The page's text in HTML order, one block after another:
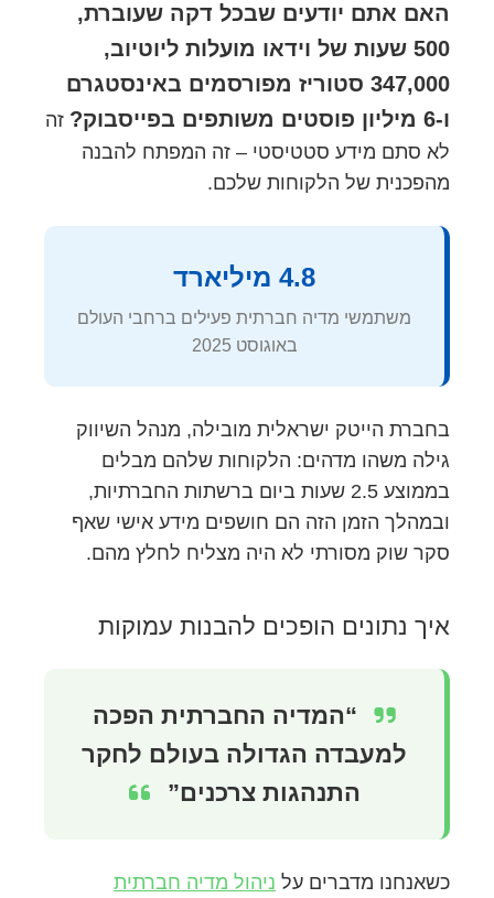
האם אתם יודעים שבכל דקה שעוברת,
500 שעות של וידאו מועלות ליוטיוב,
347,000 סטוריז מפורסמים באינסטגרם
ו-6 מיליון פוסטים משותפים בפייסבוק?
זה
לא סתם מידע סטטיסטי – זה המפתח להבנה
מהפכנית של הלקוחות שלכם.
4.8 מיליארד
משתמשי מדיה חברתית פעילים ברחבי העולם
באוגוסט 2025
בחברת הייטק ישראלית מובילה, מנהל השיווק
גילה משהו מדהים: הלקוחות שלהם מבלים
בממוצע 2.5 שעות ביום ברשתות החברתיות,
ובמהלך הזמן הזה הם חושפים מידע אישי שאף
סקר שוק מסורתי לא היה מצליח לחלץ מהם.
איך נתונים הופכים להבנות עמוקות
“המדיה החברתית הפכה
למעבדה הגדולה בעולם לחקר
התנהגות צרכנים”
כשאנחנו מדברים על ניהול מדיה חברתית